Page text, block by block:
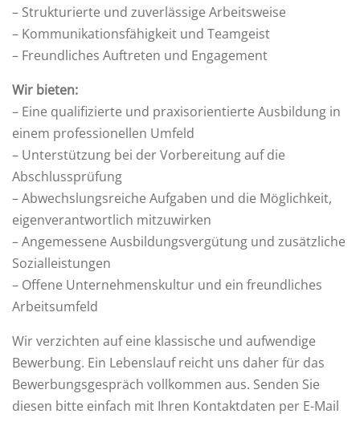
– Strukturierte und zuverlässige Arbeitsweise
– Kommunikationsfähigkeit und Teamgeist
– Freundliches Auftreten und Engagement
Wir bieten:
– Eine qualifizierte und praxisorientierte Ausbildung in
einem professionellen Umfeld
– Unterstützung bei der Vorbereitung auf die
Abschlussprüfung
– Abwechslungsreiche Aufgaben und die Möglichkeit,
eigenverantwortlich mitzuwirken
– Angemessene Ausbildungsvergütung und zusätzliche
Sozialleistungen
– Offene Unternehmenskultur und ein freundliches
Arbeitsumfeld
Wir verzichten auf eine klassische und aufwendige
Bewerbung. Ein Lebenslauf reicht uns daher für das
Bewerbungsgespräch vollkommen aus. Senden Sie
diesen bitte einfach mit Ihren Kontaktdaten per E-Mail